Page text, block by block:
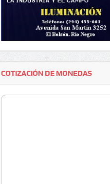
COTIZACIÓN DE MONEDAS